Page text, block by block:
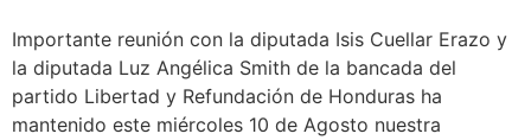
Importante reunión con la diputada Isis Cuellar Erazo y
la diputada Luz Angélica Smith de la bancada del
partido Libertad y Refundación de Honduras ha
mantenido este miércoles 10 de Agosto nuestra